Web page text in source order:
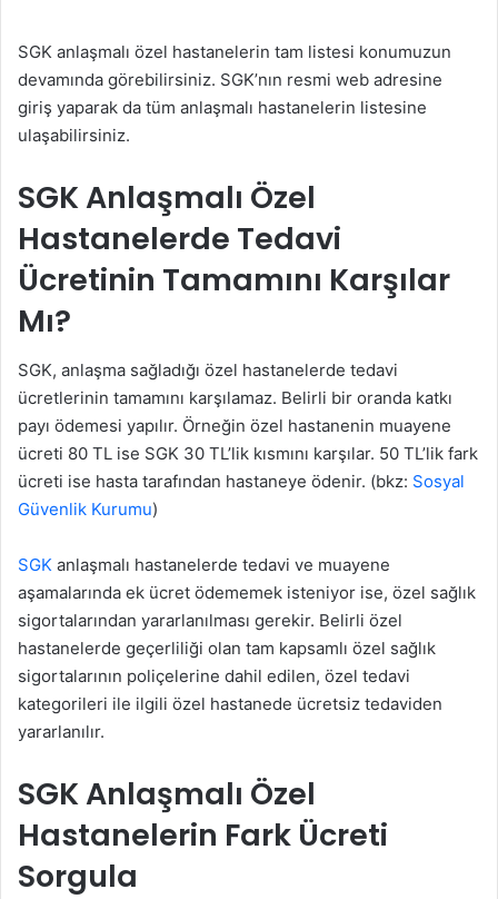
SGK anlaşmalı özel hastanelerin tam listesi konumuzun
devamında görebilirsiniz. SGK’nın resmi web adresine
giriş yaparak da tüm anlaşmalı hastanelerin listesine
ulaşabilirsiniz.
SGK Anlaşmalı Özel
Hastanelerde Tedavi
Ücretinin Tamamını Karşılar
Mı?
SGK, anlaşma sağladığı özel hastanelerde tedavi
ücretlerinin tamamını karşılamaz. Belirli bir oranda katkı
payı ödemesi yapılır. Örneğin özel hastanenin muayene
ücreti 80 TL ise SGK 30 TL’lik kısmını karşılar. 50 TL’lik fark
ücreti ise hasta tarafından hastaneye ödenir. (bkz: Sosyal
Güvenlik Kurumu)
SGK anlaşmalı hastanelerde tedavi ve muayene
aşamalarında ek ücret ödememek isteniyor ise, özel sağlık
sigortalarından yararlanılması gerekir. Belirli özel
hastanelerde geçerliliği olan tam kapsamlı özel sağlık
sigortalarının poliçelerine dahil edilen, özel tedavi
kategorileri ile ilgili özel hastanede ücretsiz tedaviden
yararlanılır.
SGK Anlaşmalı Özel
Hastanelerin Fark Ücreti
Sorgula